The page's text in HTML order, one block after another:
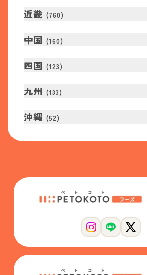
近畿 (760)
中国 (160)
四国 (123)
九州 (133)
沖縄 (52)